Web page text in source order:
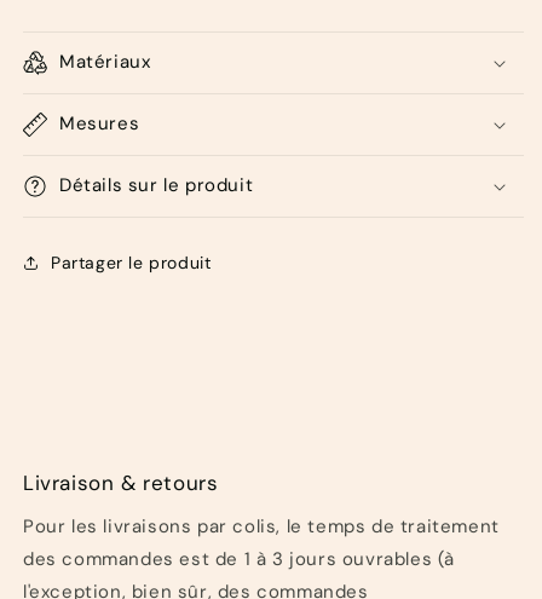
Matériaux
Mesures
Détails sur le produit
Partager le produit
Livraison & retours
Pour les livraisons par colis, le temps de traitement
des commandes est de 1 à 3 jours ouvrables (à
l'exception, bien sûr, des commandes